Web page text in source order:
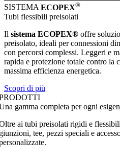
SISTEMAECOPEX®
Tubi flessibili preisolati
Il sistema ECOPEX® offre
preisolato, ideali per connessioni
con percorsi complessi. Leggeri e
rapida e protezione totale contro la
massima efficienza energetica.
Scopri di più
gamma completa per ogni
ai tubi preisolati rigidi e
tee, pezzi speciali e